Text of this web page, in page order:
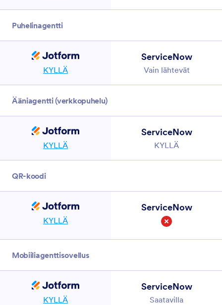
Puhelinagentti
KYLLÄ
ServiceNow
Vain lähtevät
Ääniagentti (verkkopuhelu)
KYLLÄ
ServiceNow
KYLLÄ
QR-koodi
KYLLÄ
ServiceNow
Mobiiliagenttisovellus
KYLLÄ
ServiceNow
Saatavilla